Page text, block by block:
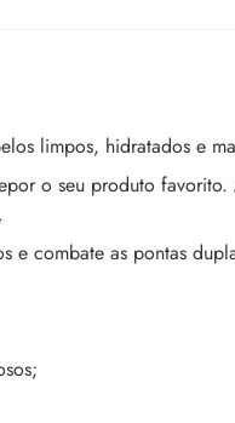
limpos, hidratados e
o seu produto
combate as pontas